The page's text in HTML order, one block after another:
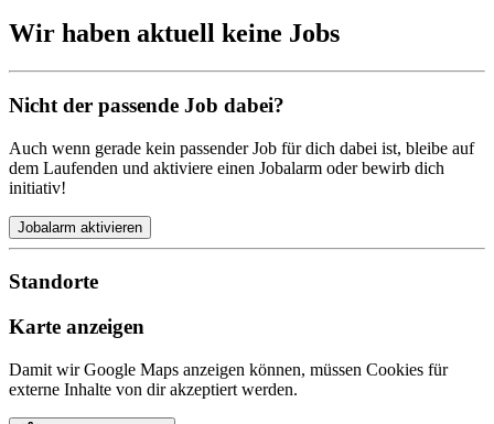
Wir haben aktuell keine Jobs
Nicht der passende Job dabei?
Auch wenn gerade kein passender Job für dich dabei ist, bleibe auf
dem Laufenden und aktiviere einen Jobalarm oder bewirb dich
initiativ!
Jobalarm aktivieren
Standorte
Karte anzeigen
Damit wir Google Maps anzeigen können, müssen Cookies für
externe Inhalte von dir akzeptiert werden.